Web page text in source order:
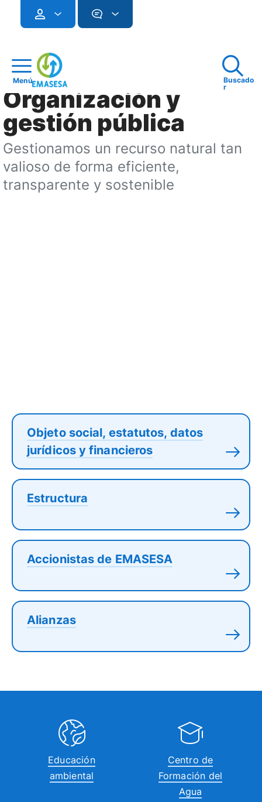
Menú
Buscado
r
Organización y
gestión pública
Gestionamos un recurso natural tan
valioso de forma eficiente,
transparente y sostenible
Objeto social, estatutos, datos
jurídicos y financieros
Estructura
Accionistas de EMASESA
Alianzas
Educación
ambiental
Centro de
Formación del
Agua